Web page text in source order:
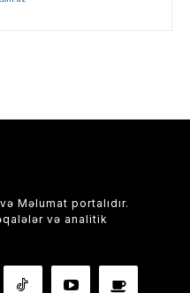
Məlumat portalıdır.
və analitik